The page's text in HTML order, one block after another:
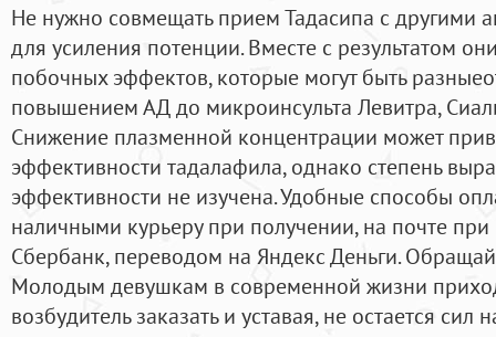
Не нужно совмещать прием Тадасипа с другими
для усиления потенции. Вместе с результатом
побочных эффектов, которые могут быть
повышением АД до микроинсульта Левитра,
Снижение плазменной концентрации может
эффективности тадалафила, однако степень
эффективности не изучена. Удобные способы
наличными курьеру при получении, на почте
Сбербанк, переводом на Яндекс Деньги.
Молодым девушкам в современной жизни
возбудитель заказать и уставая, не остается